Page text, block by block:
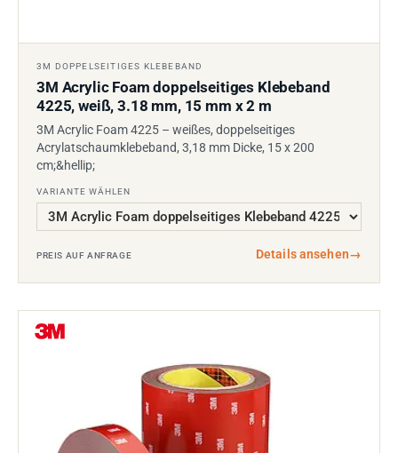
3M DOPPELSEITIGES KLEBEBAND
3M Acrylic Foam doppelseitiges Klebeband
4225, weiß, 3.18 mm, 15 mm x 2 m
3M Acrylic Foam 4225 – weißes, doppelseitiges
Acrylatschaumklebeband, 3,18 mm Dicke, 15 x 200
cm;&hellip;
VARIANTE WÄHLEN
PREIS AUF ANFRAGE Details ansehen→